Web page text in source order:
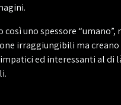
così uno spessore “umano”,
irraggiungibili ma creano
ed interessanti al di